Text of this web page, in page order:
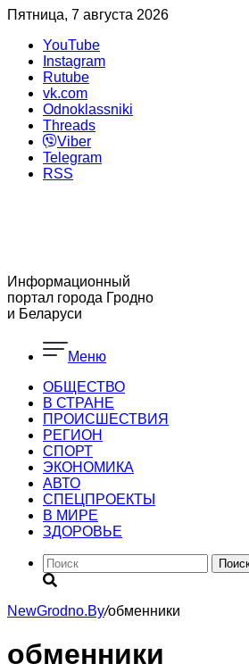
Пятница, 7 августа 2026
YouTube
Instagram
Rutube
vk.com
Odnoklassniki
Threads
Viber
Telegram
RSS
Информационный
портал города Гродно
и Беларуси
Меню
ОБЩЕСТВО
В СТРАНЕ
ПРОИСШЕСТВИЯ
РЕГИОН
CПОРТ
ЭКОНОМИКА
АВТО
СПЕЦПРОЕКТЫ
В МИРЕ
ЗДОРОВЬЕ
NewGrodno.By/обменники
обменники